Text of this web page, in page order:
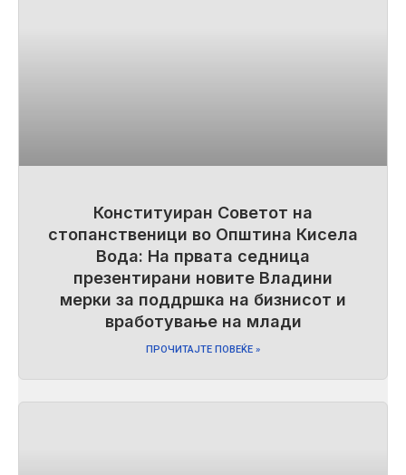
Конституиран Советот на
стопанственици во Општина Кисела
Вода: На првата седница
презентирани новите Владини
мерки за поддршка на бизнисот и
вработување на млади
ПРОЧИТАЈТЕ ПОВЕЌЕ »